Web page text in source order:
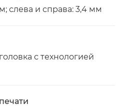
слева и справа: 3,4 мм
с технологией